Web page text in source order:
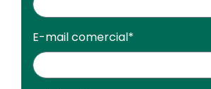
E-mail comercial*